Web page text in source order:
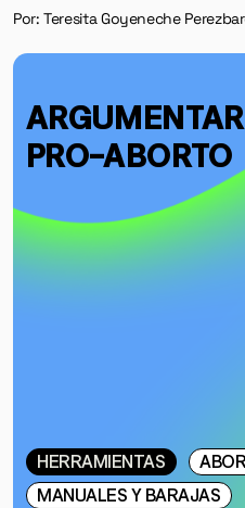
Por: Teresita Goyeneche
PRO-ABORTO
HERRAMIENTAS
MANUALES Y BARAJAS